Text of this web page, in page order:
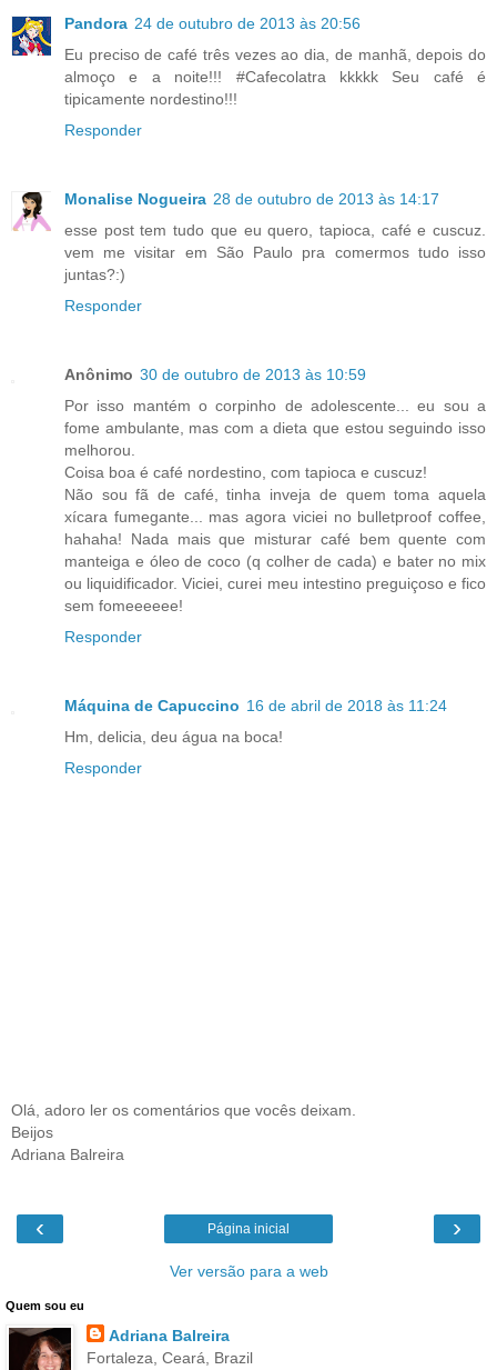
Pandora 24 de outubro de 2013 às 20:56
Eu preciso de café três vezes ao dia, de manhã, depois do
almoço e a noite!!! #Cafecolatra kkkkk Seu café é
tipicamente nordestino!!!
Responder
Monalise Nogueira 28 de outubro de 2013 às 14:17
esse post tem tudo que eu quero, tapioca, café e cuscuz.
vem me visitar em São Paulo pra comermos tudo isso
juntas?:)
Responder
Anônimo 30 de outubro de 2013 às 10:59
Por isso mantém o corpinho de adolescente... eu sou a
fome ambulante, mas com a dieta que estou seguindo isso
melhorou.
Coisa boa é café nordestino, com tapioca e cuscuz!
Não sou fã de café, tinha inveja de quem toma aquela
xícara fumegante... mas agora viciei no bulletproof coffee,
hahaha! Nada mais que misturar café bem quente com
manteiga e óleo de coco (q colher de cada) e bater no mix
ou liquidificador. Viciei, curei meu intestino preguiçoso e fico
sem fomeeeeee!
Responder
Máquina de Capuccino 16 de abril de 2018 às 11:24
Hm, delicia, deu água na boca!
Responder
Olá, adoro ler os comentários que vocês deixam.
Beijos
Adriana Balreira
‹ ›
Página inicial
Ver versão para a web
Quem sou eu
Adriana Balreira
Fortaleza, Ceará, Brazil